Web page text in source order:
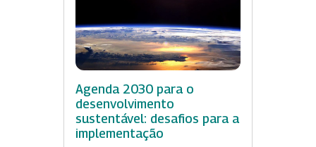
Agenda 2030 para o
desenvolvimento
sustentável: desafios para a
implementação